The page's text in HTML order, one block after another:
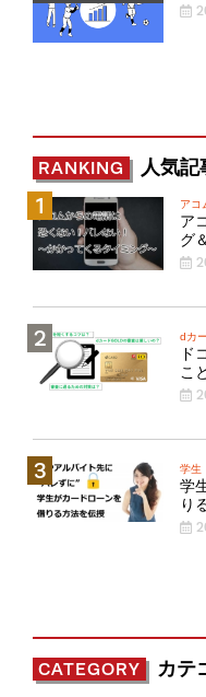
RANKING 人気記
アコ
ア
グ
dカ
ド
こ
学生
学
り
CATEGORY カテ